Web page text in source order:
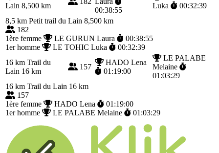
Lain 8,500 km
00:38:55
Luka
00:32:39
8,5 km Petit trail du Lain 8,500 km
182
1ère femme
LE GURUN Laura
00:38:55
1er homme
LE TOHIC Luka
00:32:39
16 km Trail du
Lain 16 km
157
HADO Lena
01:19:00
LE PALABE
Melaine
01:03:29
16 km Trail du Lain 16 km
157
1ère femme
HADO Lena
01:19:00
1er homme
LE PALABE Melaine 01:03:29